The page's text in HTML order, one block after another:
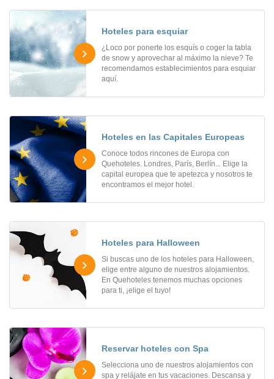
Hoteles para esquiar
¿Loco por ponerte los esquís o coger la tabla
de snow y aprovechar al máximo la nieve? Te
recomendamos establecimientos para esquiar
aquí.
Hoteles en las Capitales Europeas
Conoce todos rincones de Europa con
Quehoteles. Londres, París, Berlín... Elige la
capital europea que te apetezca y nosotros te
encontramos el mejor hotel.
Hoteles para Halloween
Si buscas uno de los hoteles para Halloween,
elige entre alguno de nuestros alojamientos.
En Quehoteles tenemos muchas opciones
para ti, ¡elige el tuyo!
Reservar hoteles con Spa
Selecciona uno de nuestros alojamientos con
spa y relájate en tus vacaciones. Descansa y